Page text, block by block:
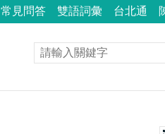
常見問答 雙語詞彙 台北通